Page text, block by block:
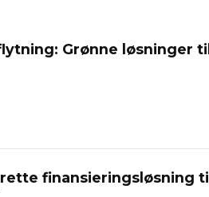
Grønne løsninger til
finansieringsløsning til